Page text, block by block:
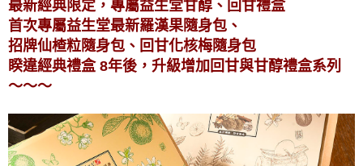
最新經典限定，專屬益生堂甘醇、回甘禮盒
首次專屬益生堂最新羅漢果隨身包、
招牌仙楂粒隨身包、回甘化核梅隨身包
睽違經典禮盒 8年後，升級增加回甘與甘醇禮盒系列
～～～